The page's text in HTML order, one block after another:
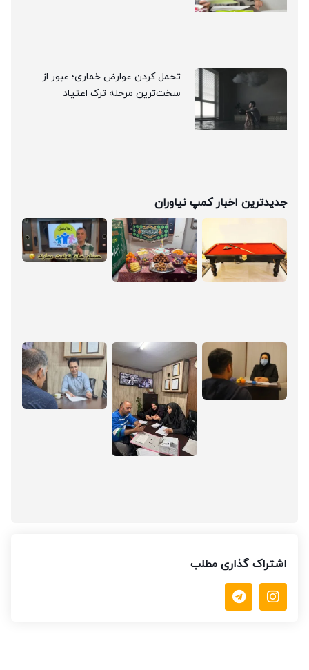
تحمل کردن عوارض خماری؛ عبور از
سخت‌ترین مرحله ترک اعتیاد
جدیدترین اخبار کمپ نیاوران
اشتراک گذاری مطلب